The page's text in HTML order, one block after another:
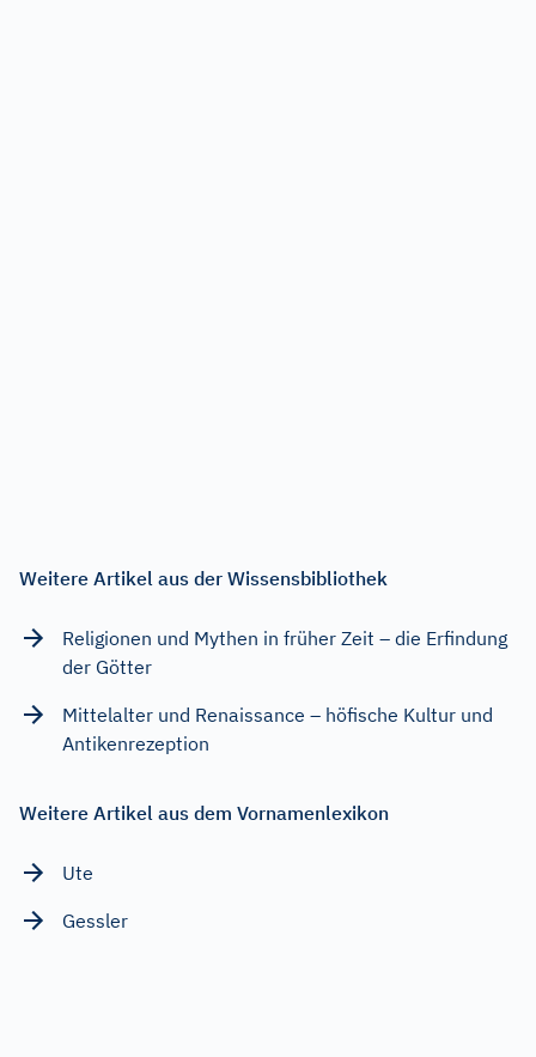
Weitere Artikel aus der Wissensbibliothek
Religionen und Mythen in früher Zeit – die Erfindung
der Götter
Mittelalter und Renaissance – höfische Kultur und
Antikenrezeption
Weitere Artikel aus dem Vornamenlexikon
Ute
Gessler